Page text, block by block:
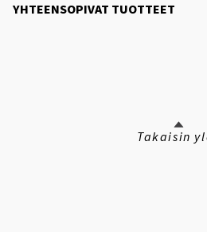
YHTEENSOPIVAT TUOTTEET
Takaisin